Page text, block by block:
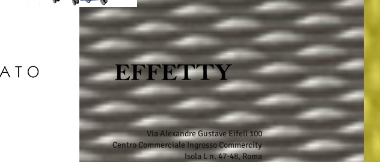
Via Alexandre Gustave Eifell 100
Centro Commerciale Ingrosso Commercity
Isola L n. 47-48, Roma